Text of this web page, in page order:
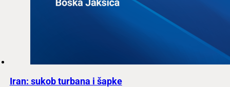
Iran: sukob turbana i šapke